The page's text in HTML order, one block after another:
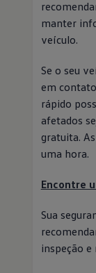
manter
veículo.
Se o seu
em
rápido
afetados
gratuita.
uma hora.
Encontre
Sua
inspeção